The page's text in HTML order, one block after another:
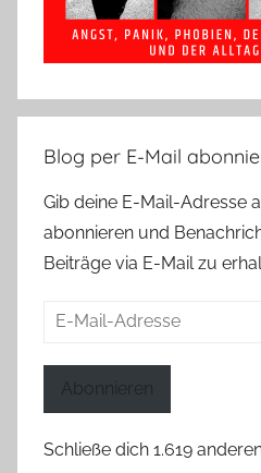
Blog per E-Mail
Gib deine E-Mail-Adresse
abonnieren und
Beiträge via E-Mail zu
E-
Abonnieren
Schließe dich 1.619